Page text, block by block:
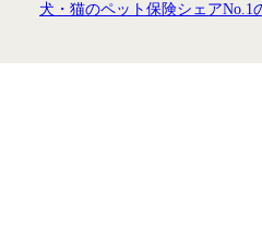
犬・猫のペット保険シェアNo.1